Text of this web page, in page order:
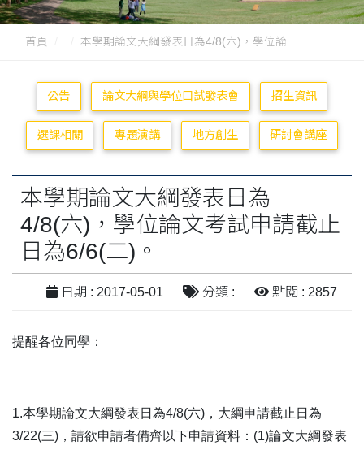
首頁 本學期論文大綱發表日為4/8(六)，學位​論....
公告 論文大綱與學位口試發表會 招生資訊
選課相關 專題演講 地方創生 研討會講座
本學期論文大綱發表日為
4/8(六)，學位​論文考試申請截止
日為6/6(二)。
日期 : 2017-05-01 分類 : 點閱 : 2857
提醒各位同學：
1.本學期論文大綱發表日為4/8(六) ，大綱申請截止日為
3/22(三) ，請欲申請者備齊以下申請資料： (1)論文大綱發表